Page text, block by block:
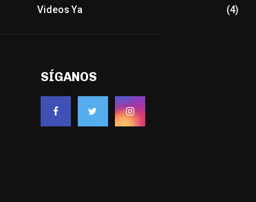
Videos Ya
(4)
SÍGANOS